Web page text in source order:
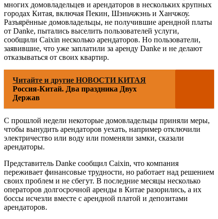
многих домовладельцев и арендаторов в нескольких крупных
городах Китая, включая Пекин, Шэньчжэнь и Ханчжоу.
Разъярённые домовладельцы, не получившие арендной платы
от Danke, пытались выселить пользователей услуги,
сообщили Caixin несколько арендаторов. Но пользователи,
заявившие, что уже заплатили за аренду Danke и не делают
отказываться от своих квартир.
Читайте и другие НОВОСТИ КИТАЯ
Россия-Китай. Два праздника Двух
Держав
С прошлой недели некоторые домовладельцы приняли меры,
чтобы вынудить арендаторов уехать, например отключили
электричество или воду или поменяли замки, сказали
арендаторы.
Представитель Danke сообщил Caixin, что компания
переживает финансовые трудности, но работает над решением
своих проблем и не сбегут. В последние месяцы несколько
операторов долгосрочной аренды в Китае разорились, а их
боссы исчезли вместе с арендной платой и депозитами
арендаторов.